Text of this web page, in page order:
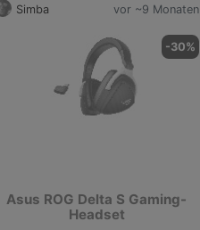
Simba vor ~9 Monaten
-30%
Asus ROG Delta S Gaming-
Headset